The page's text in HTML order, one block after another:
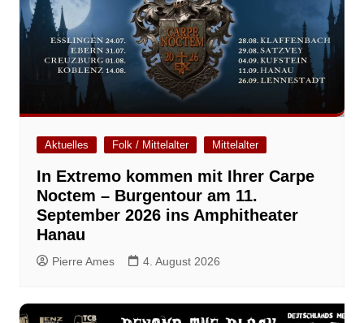
Aktuelles Folk / Mittelalter Mittelalter
In Extremo kommen mit Ihrer Carpe
Noctem – Burgentour am 11.
September 2026 ins Amphitheater
Hanau
Pierre Ames 4. August 2026